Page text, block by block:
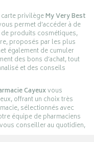
privilègeMy Very Best
permet d’accéder à de
produits cosmétiques,
proposés par les plus
également de cumuler
des bons d’achat, tout
et des conseils
Cayeuxvous
offrant un choix très
sélectionnés avec
équipe de pharmaciens
conseiller au quotidien,